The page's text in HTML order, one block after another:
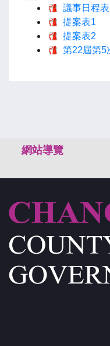
議事日程表
提案表1
提案表2
第22屆第5
網站導覽